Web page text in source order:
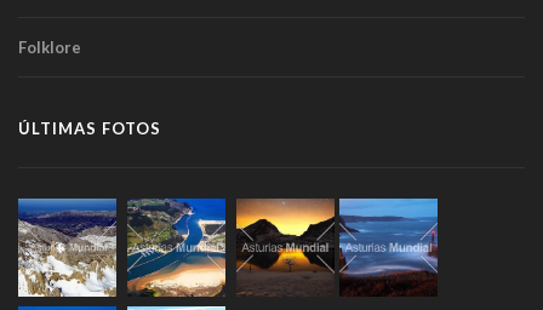
Folklore
ÚLTIMAS FOTOS